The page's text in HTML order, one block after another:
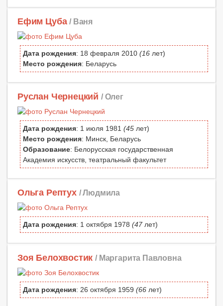
Ефим Цуба / Ваня
Дата рождения: 18 февраля 2010 (16 лет)
Место рождения: Беларусь
Руслан Чернецкий / Олег
Дата рождения: 1 июля 1981 (45 лет)
Место рождения: Минск, Беларусь
Образование: Белорусская государственная
Академия искусств, театральный факультет
Ольга Рептух / Людмила
Дата рождения: 1 октября 1978 (47лет)
Зоя Белохвостик / Маргарита Павловна
Дата рождения: 26 октября 1959 (66 лет)